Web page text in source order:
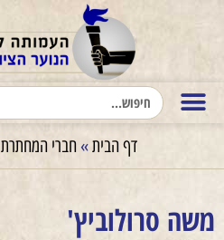
דף הבית» חברי המחתרת
משה סרולוביץ'